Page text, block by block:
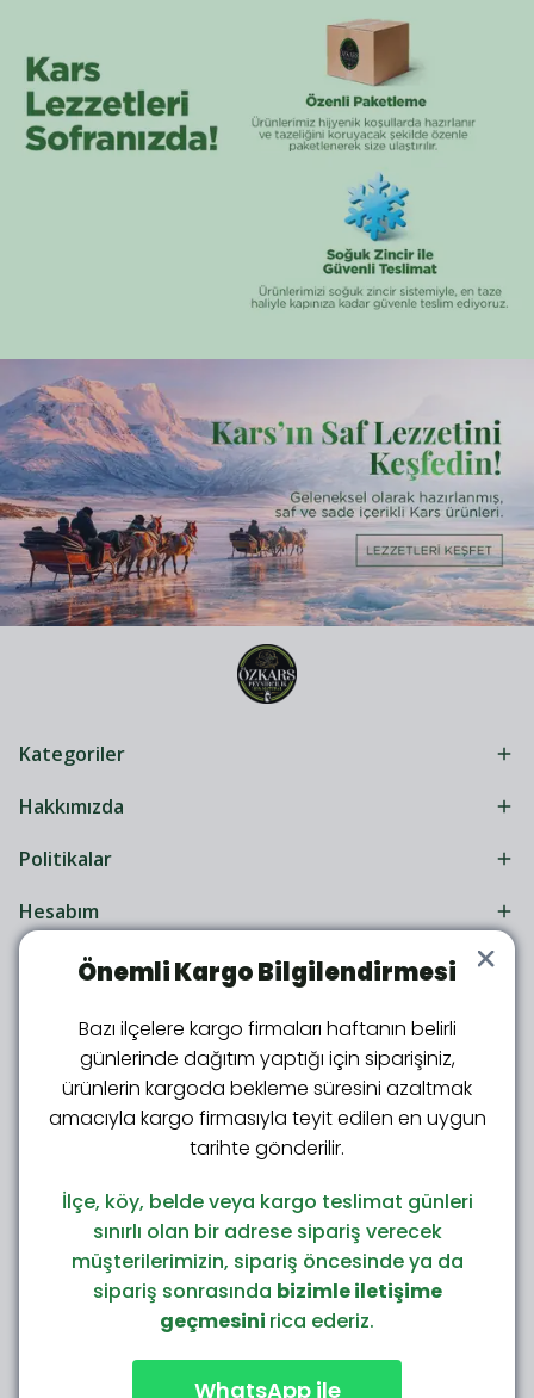
düzenlemelere uygun çerezler (cookies)
kullanıyoruz. Detaylı bilgiyeGizlilik ve Çerez
Kategoriler
Hakkımızda
Politikalar
Hesabım
Kars Peynircilik Ailesine Katıl!
Bize Katıl!
Önemli Kargo Bilgilendirmesi
Bazı ilçelere kargo firmaları haftanın belirli
günlerinde dağıtım yaptığı için siparişiniz,
ürünlerin kargoda bekleme süresini azaltmak
amacıyla kargo firmasıyla teyit edilen en uygun
tarihte gönderilir.
İlçe, köy, belde veya kargo teslimat günleri
sınırlı olan bir adrese sipariş verecek
müşterilerimizin, sipariş öncesinde ya da
sipariş sonrasında bizimle iletişime
geçmesini rica ederiz.
WhatsApp ile